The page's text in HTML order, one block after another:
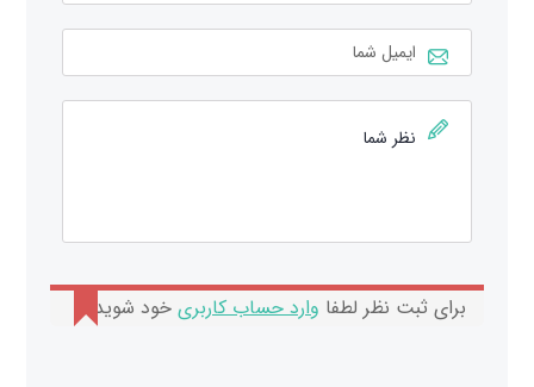
برای ثبت نظر لطفا وارد حساب کاربری خود شوید.